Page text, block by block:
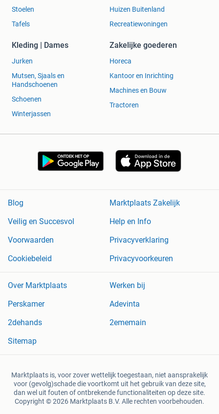
Stoelen
Tafels
Huizen Buitenland
Recreatiewoningen
Kleding | Dames
Jurken
Mutsen, Sjaals en
Handschoenen
Schoenen
Winterjassen
Zakelijke goederen
Horeca
Kantoor en Inrichting
Machines en Bouw
Tractoren
Blog
Marktplaats Zakelijk
Veilig en Succesvol
Help en Info
Voorwaarden
Privacyverklaring
Cookiebeleid
Privacyvoorkeuren
Over Marktplaats
Werken bij
Perskamer
Adevinta
2dehands
2ememain
Sitemap
Marktplaats is, voor zover wettelijk toegestaan, niet aansprakelijk
voor (gevolg)schade die voortkomt uit het gebruik van deze site,
dan wel uit fouten of ontbrekende functionaliteiten op deze site.
Copyright © 2026 Marktplaats B.V. Alle rechten voorbehouden.